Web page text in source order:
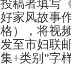
投稿者填写
好家风故事
格），将视
发至市妇联
集+类别”字